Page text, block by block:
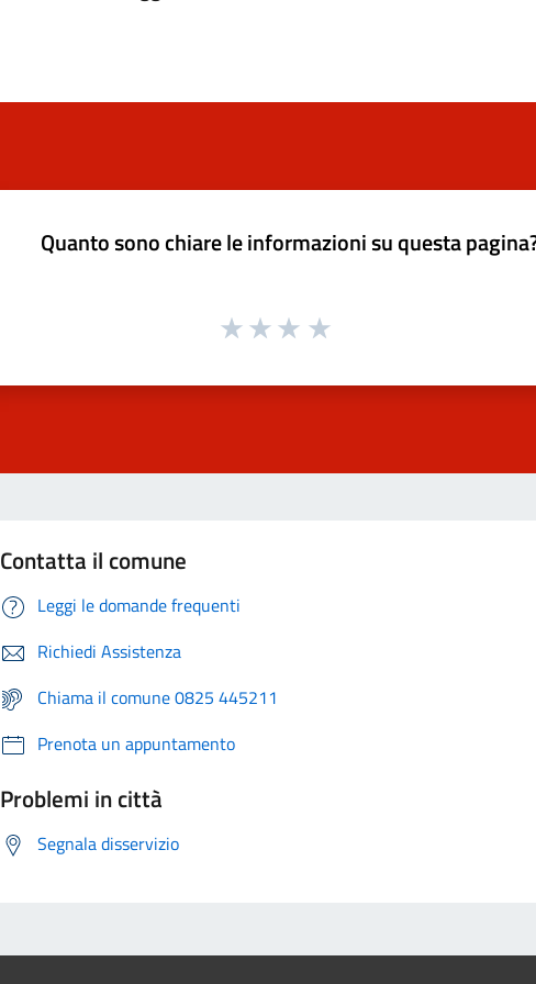
Quanto sono chiare le informazioni su questa
Contatta il comune
Leggi le domande frequenti
Richiedi Assistenza
Chiama il comune 0825 445211
Prenota un appuntamento
Problemi in città
Segnala disservizio